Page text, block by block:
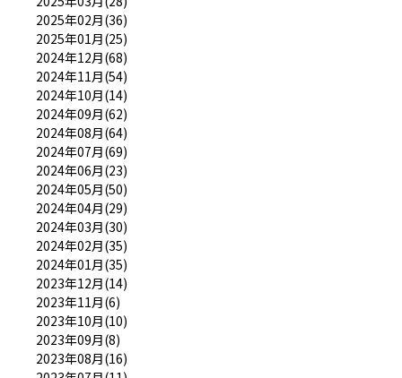
2025年02月(36)
2025年01月(25)
2024年12月(68)
2024年11月(54)
2024年10月(14)
2024年09月(62)
2024年08月(64)
2024年07月(69)
2024年06月(23)
2024年05月(50)
2024年04月(29)
2024年03月(30)
2024年02月(35)
2024年01月(35)
2023年12月(14)
2023年11月(6)
2023年10月(10)
2023年09月(8)
2023年08月(16)